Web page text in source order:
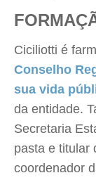
Ciciliotti é
Conselho
sua vida
da entidade.
Secretaria
pasta e titular
coordenador